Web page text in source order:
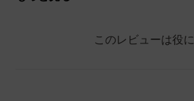
このレビューは役